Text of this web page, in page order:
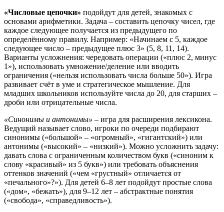
«Числовые цепочки» подойдут для детей, знакомых с
основами арифметики. Задача – составить цепочку чисел, где
каждое следующее получается из предыдущего по
определённому правилу. Например: «Начинаем с 5, каждое
следующее число – предыдущее плюс 3» (5, 8, 11, 14).
Варианты усложнения: чередовать операции («плюс 2, минус
1»), использовать умножение/деление или вводить
ограничения («нельзя использовать числа больше 50»). Игра
развивает счёт в уме и стратегическое мышление. Для
младших школьников используйте числа до 20, для старших –
дроби или отрицательные числа.
«Синонимы и антонимы» – игра для расширения лексикона.
Ведущий называет слово, игроки по очереди подбирают
синонимы («большой» – «огромный», «гигантский») или
антонимы («высокий» – «низкий»). Можно усложнить задачу:
давать слова с ограниченным количеством букв («синоним к
слову «красивый» из 5 букв») или требовать объяснения
оттенков значений («чем «грустный» отличается от
«печального»?»). Для детей 6–8 лет подойдут простые слова
(«дом», «бежать»), для 9–12 лет – абстрактные понятия
(«свобода», «справедливость»).